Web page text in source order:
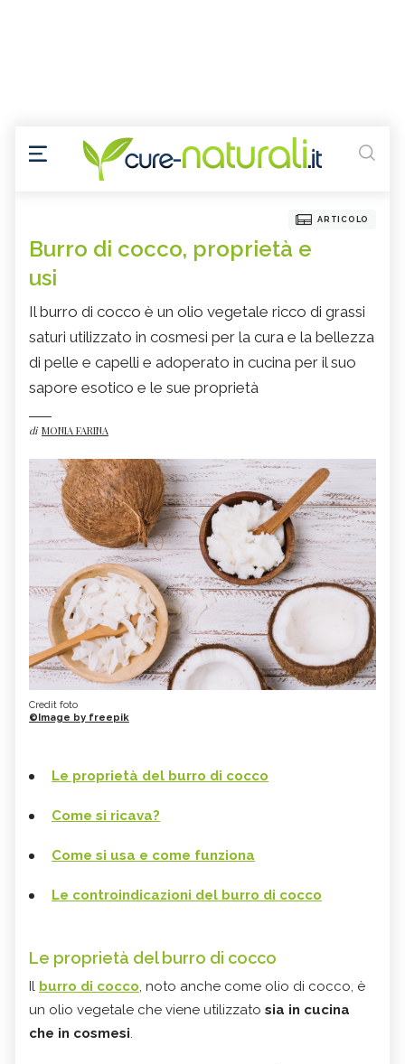
ARTICOLO
Burro di cocco, proprietà e
usi
Il burro di cocco è un olio vegetale ricco di grassi
saturi utilizzato in cosmesi per la cura e la bellezza
di pelle e capelli e adoperato in cucina per il suo
sapore esotico e le sue proprietà
di MONIA FARINA
Credit foto
©Image by freepik
Le proprietà del burro di cocco
Come si ricava?
Come si usa e come funziona
Le controindicazioni del burro di cocco
Le proprietà del burro di cocco
Il burro di cocco, noto anche come olio di cocco, è
un olio vegetale che viene utilizzato sia in cucina
che in cosmesi.